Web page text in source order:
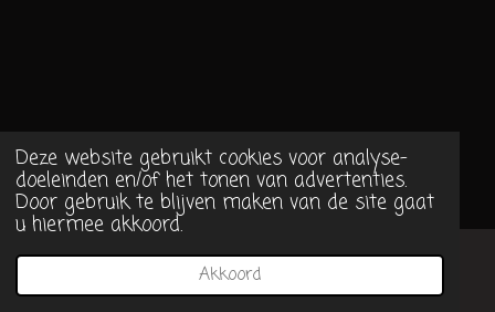
Deze website gebruikt cookies voor analyse-
doeleinden en/of het tonen van advertenties.
Door gebruik te blijven maken van de site gaat
u hiermee akkoord.
Akkoord
©2016/2026 Miekes-creaties.nl